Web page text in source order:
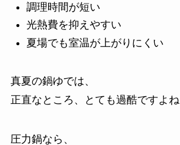
調理時間が短い
光熱費を抑えやすい
夏場でも室温が上がりにくい
真夏の鍋ゆでは、
正直なところ、とても過酷ですよね
圧力鍋なら、